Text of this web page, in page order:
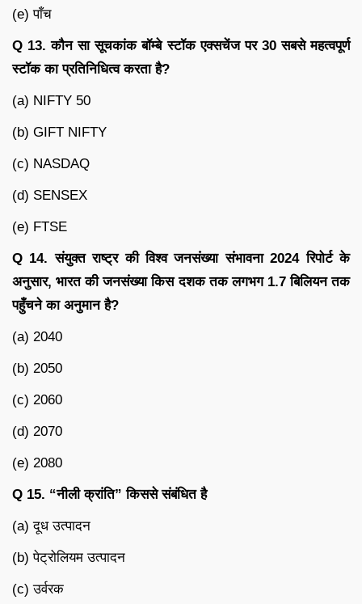
(e) पाँच
Q 13. कौन सा सूचकांक बॉम्बे स्टॉक एक्सचेंज पर 30 सबसे महत्वपूर्ण
स्टॉक का प्रतिनिधित्व करता है?
(a) NIFTY 50
(b) GIFT NIFTY
(c) NASDAQ
(d) SENSEX
(e) FTSE
Q 14. संयुक्त राष्ट्र की विश्व जनसंख्या संभावना 2024 रिपोर्ट के
अनुसार, भारत की जनसंख्या किस दशक तक लगभग 1.7 बिलियन तक
पहुँचने का अनुमान है?
(a) 2040
(b) 2050
(c) 2060
(d) 2070
(e) 2080
Q 15. “नीली क्रांति” किससे संबंधित है
(a) दूध उत्पादन
(b) पेट्रोलियम उत्पादन
(c) उर्वरक